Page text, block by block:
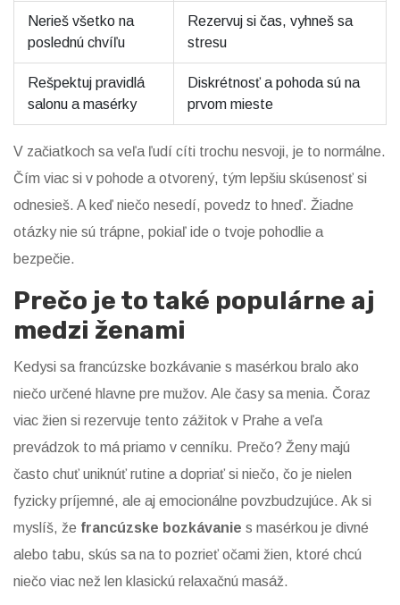
Nerieš všetko na
poslednú chvíľu
Rezervuj si čas, vyhneš sa
stresu
Rešpektuj pravidlá
salonu a masérky
Diskrétnosť a pohoda sú na
prvom mieste
V začiatkoch sa veľa ľudí cíti trochu nesvoji, je to normálne.
Čím viac si v pohode a otvorený, tým lepšiu skúsenosť si
odnesieš. A keď niečo nesedí, povedz to hneď. Žiadne
otázky nie sú trápne, pokiaľ ide o tvoje pohodlie a
bezpečie.
Prečo je to také populárne aj
medzi ženami
Kedysi sa francúzske bozkávanie s masérkou bralo ako
niečo určené hlavne pre mužov. Ale časy sa menia. Čoraz
viac žien si rezervuje tento zážitok v Prahe a veľa
prevádzok to má priamo v cenníku. Prečo? Ženy majú
často chuť uniknúť rutine a dopriať si niečo, čo je nielen
fyzicky príjemné, ale aj emocionálne povzbudzujúce. Ak si
myslíš, že francúzske bozkávanie s masérkou je divné
alebo tabu, skús sa na to pozrieť očami žien, ktoré chcú
niečo viac než len klasickú relaxačnú masáž.